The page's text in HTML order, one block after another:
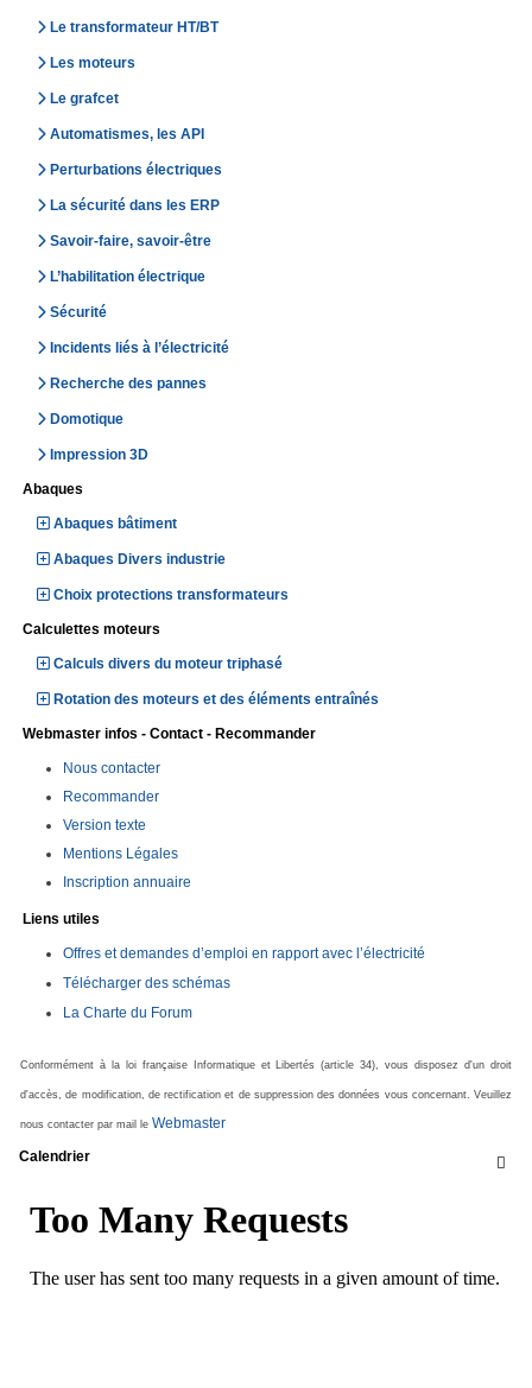
Le transformateur HT/BT
Les moteurs
Le grafcet
Automatismes, les API
Perturbations électriques
La sécurité dans les ERP
Savoir-faire, savoir-être
L’habilitation électrique
Sécurité
Incidents liés à l’électricité
Recherche des pannes
Domotique
Impression 3D
Abaques
Abaques bâtiment
Abaques Divers industrie
Choix protections transformateurs
Calculettes moteurs
Calculs divers du moteur triphasé
Rotation des moteurs et des éléments entraînés
Webmaster infos - Contact - Recommander
Nous contacter
Recommander
Version texte
Mentions Légales
Inscription annuaire
Liens utiles
Offres et demandes d’emploi en rapport avec l’électricité
Télécharger des schémas
La Charte du Forum
Conformément à la loi française Informatique et Libertés (article 34), vous disposez d'un droit
d'accès, de modification, de rectification et de suppression des données vous concernant. Veuillez
nous contacter par mail le Webmaster

Calendrier